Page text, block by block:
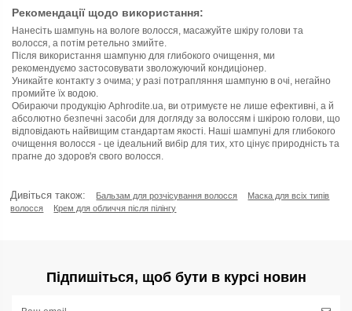
Рекомендації щодо використання:
Нанесіть шампунь на вологе волосся, масажуйте шкіру голови та
волосся, а потім ретельно змийте.
Після використання шампуню для глибокого очищення, ми
рекомендуємо застосовувати зволожуючий кондиціонер.
Уникайте контакту з очима; у разі потрапляння шампуню в очі, негайно
промийте їх водою.
Обираючи продукцію Aphrodite.ua, ви отримуєте не лише ефективні, а й
абсолютно безпечні засоби для догляду за волоссям і шкірою голови, що
відповідають найвищим стандартам якості. Наші шампуні для глибокого
очищення волосся - це ідеальний вибір для тих, хто цінує природність та
прагне до здоров'я свого волосся.
Дивіться також: Бальзам для розчісування волосся
Маска для всіх типів
волосся
Крем для обличчя після пілінгу
Підпишіться, щоб бути в курсі новин